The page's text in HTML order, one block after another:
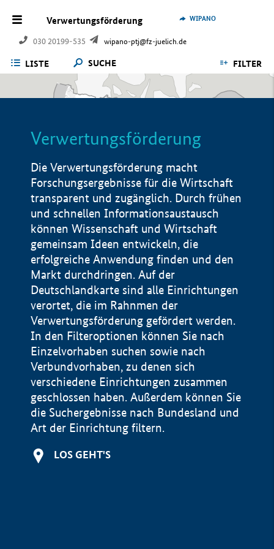
Verwertungsförderung
030 20199-535 wipano-ptj@fz-juelich.de
WIPANO
LISTE SUCHE FILTER
Verwertungsförderung
Die Verwertungsförderung macht
Forschungsergebnisse für die Wirtschaft
transparent und zugänglich. Durch frühen
und schnellen Informationsaustausch
können Wissenschaft und Wirtschaft
gemeinsam Ideen entwickeln, die
erfolgreiche Anwendung finden und den
Markt durchdringen. Auf der
Deutschlandkarte sind alle Einrichtungen
verortet, die im Rahnmen der
Verwertungsförderung gefördert werden.
In den Filteroptionen können Sie nach
Einzelvorhaben suchen sowie nach
Verbundvorhaben, zu denen sich
verschiedene Einrichtungen zusammen
geschlossen haben. Außerdem können Sie
die Suchergebnisse nach Bundesland und
Art der Einrichtung filtern.
LOS GEHT'S